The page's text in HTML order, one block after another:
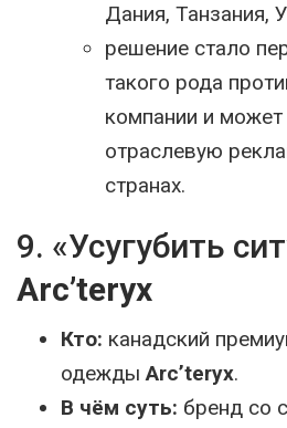
Дания, Танзания,
решение стало
такого рода
компании и может
отраслевую
странах.
9. «Усугубить
Arc’teryx
Кто: канадский
одеждыArc’teryx.
В чём суть: бренд со